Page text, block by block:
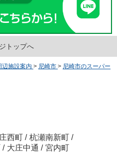
トップへ
辺施設案内 > 尼崎市 > 尼崎市のスーパー
西町 / 杭瀬南新町 /
/ 大庄中通 / 宮内町